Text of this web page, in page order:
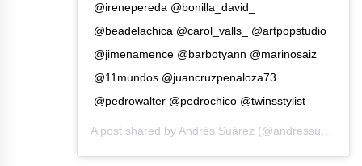
@irenepereda @bonilla_david_
@beadelachica @carol_valls_ @artpopstudio
@jimenamence @barbotyann @marinosaiz
@11mundos @juancruzpenaloza73
@pedrowalter @pedrochico @twinsstylist
A post shared by Andrés Suárez (@andressuarezoficial) on